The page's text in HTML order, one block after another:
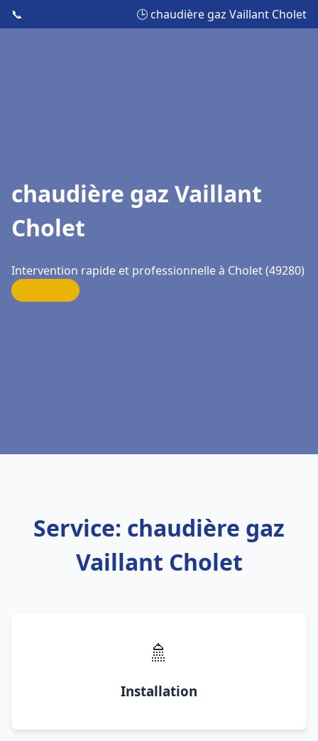
📞 🕒 chaudière gaz Vaillant Cholet
chaudière gaz Vaillant
Cholet
Intervention rapide et professionnelle à Cholet (49280)
Service: chaudière gaz
Vaillant Cholet
🚿
Installation